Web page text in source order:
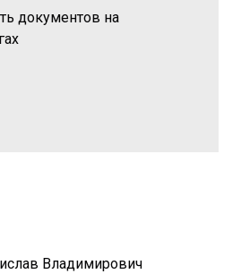
документов на
Владимирович